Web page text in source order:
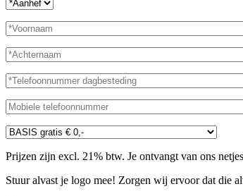
Prijzen zijn excl. 21% btw. Je ontvangt van ons
Stuur alvast je logo mee! Zorgen wij ervoor dat die